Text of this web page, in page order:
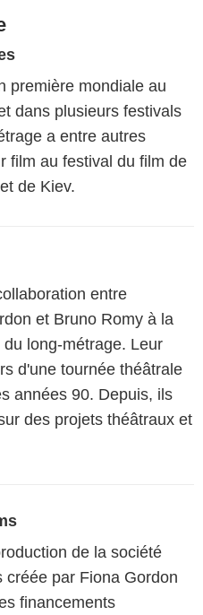
première mondiale au
dans plusieurs festivals
a entre autres
film au festival du film de
de Kiev.
entre
et Bruno Romy à la
long-métrage. Leur
d'une tournée théâtrale
années 90. Depuis, ils
des projets théâtraux et
de la société
créée par Fiona Gordon
financements